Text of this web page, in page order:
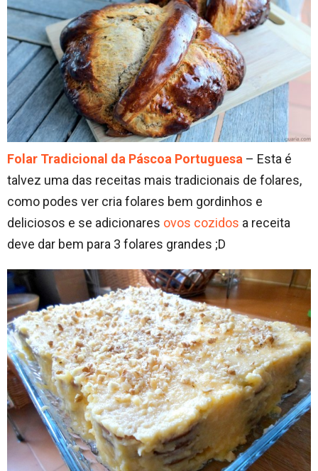
Folar Tradicional da Páscoa Portuguesa – Esta é
talvez uma das receitas mais tradicionais de folares,
como podes ver cria folares bem gordinhos e
deliciosos e se adicionares ovos cozidos a receita
deve dar bem para 3 folares grandes ;D